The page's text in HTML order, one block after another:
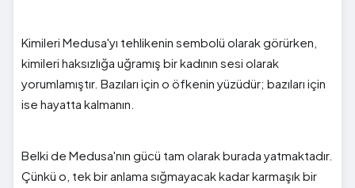
Kimileri Medusa'yı tehlikenin sembolü olarak görürken,
kimileri haksızlığa uğramış bir kadının sesi olarak
yorumlamıştır. Bazıları için o öfkenin yüzüdür; bazıları için
ise hayatta kalmanın.
Belki de Medusa'nın gücü tam olarak burada yatmaktadır.
Çünkü o, tek bir anlama sığmayacak kadar karmaşık bir